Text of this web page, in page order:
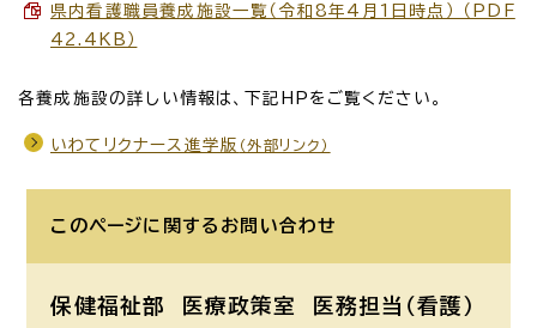
県内看護職員養成施設一覧（令和8年4月1日時点） （PDF
42.4KB）
各養成施設の詳しい情報は、下記HPをご覧ください。
いわてリクナース進学版 （外部リンク）
このページに関する お問い合わせ
保健福祉部 医療政策室 医務担当（看護）